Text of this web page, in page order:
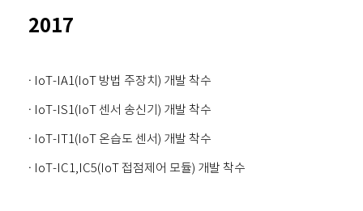
2017
· IoT-IA1(IoT 방법 주장치) 개발 착수
· IoT-IS1(IoT 센서 송신기) 개발 착수
· IoT-IT1(IoT 온습도 센서) 개발 착수
· IoT-IC1,IC5(IoT 접점제어 모듈) 개발 착수